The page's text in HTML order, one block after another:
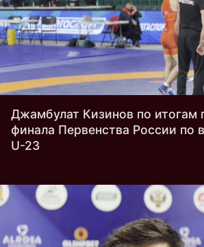
Джамбулат Кизинов по итогам
финала Первенства России по
U-23